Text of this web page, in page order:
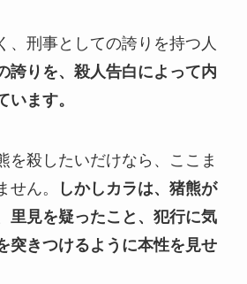
、刑事としての誇りを持つ人
誇りを、殺人告白によって内
います。
を殺したいだけなら、ここま
せん。
しかしカラは、猪熊が
里見を疑ったこと、犯行に気
突きつけるように本性を見せ